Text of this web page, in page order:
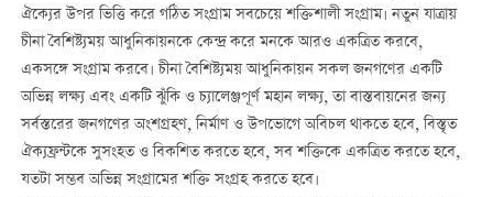
ঐক্যের উপর ভিত্তি করে গঠিত সংগ্রাম সবচেয়ে শক্তিশালী সংগ্রাম। নতুন যাত্রায়
চীনা বৈশিষ্ট্যময় আধুনিকায়নকে কেন্দ্র করে মনকে আরও একত্রিত করবে,
একসঙ্গে সংগ্রাম করবে। চীনা বৈশিষ্ট্যময় আধুনিকায়ন সকল জনগণের একটি
অভিন্ন লক্ষ্য এবং একটি ঝুঁকি ও চ্যালেঞ্জপূর্ণ মহান লক্ষ্য, তা বাস্তবায়নের জন্য
সর্বস্তরের জনগণের অংশগ্রহণ, নির্মাণ ও উপভোগে অবিচল থাকতে হবে, বিস্তৃত
ঐক্যফ্রন্টকে সুসংহত ও বিকশিত করতে হবে, সব শক্তিকে একত্রিত করতে হবে,
যতটা সম্ভব অভিন্ন সংগ্রামের শক্তি সংগ্রহ করতে হবে।